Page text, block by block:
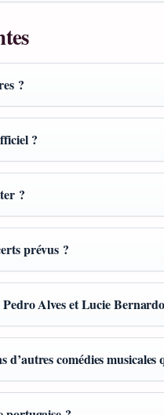
?
?
?
prévus ?
Alves et Lucie
d’autres comédies